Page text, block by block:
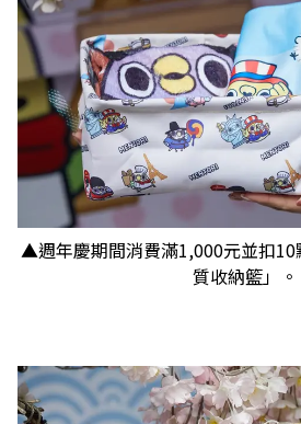
▲週年慶期間消費滿1,000元並扣10
質收納籃」。